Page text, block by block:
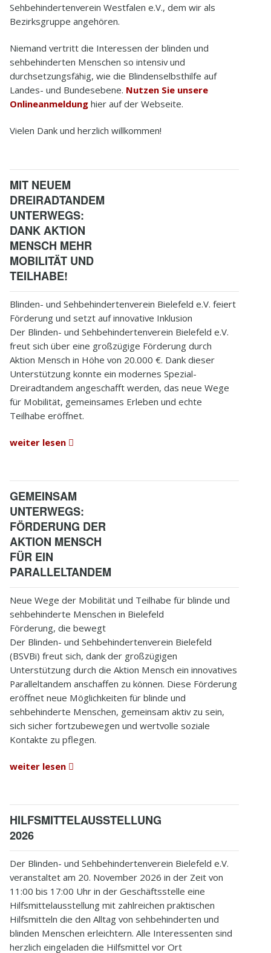
Sehbehindertenverein Westfalen e.V., dem wir als
Bezirksgruppe angehören.
Niemand vertritt die Interessen der blinden und
sehbehinderten Menschen so intensiv und
durchsetzungsfähig, wie die Blindenselbsthilfe auf
Landes- und Bundesebene. Nutzen Sie unsere
Onlineanmeldung hier auf der Webseite.
Vielen Dank und herzlich willkommen!
MIT NEUEM
DREIRADTANDEM
UNTERWEGS:
DANK AKTION
MENSCH MEHR
MOBILITÄT UND
TEILHABE!
Blinden- und Sehbehindertenverein Bielefeld e.V. feiert
Förderung und setzt auf innovative Inklusion
Der Blinden- und Sehbehindertenverein Bielefeld e.V.
freut sich über eine großzügige Förderung durch
Aktion Mensch in Höhe von 20.000 €. Dank dieser
Unterstützung konnte ein modernes Spezial-
Dreiradtandem angeschafft werden, das neue Wege
für Mobilität, gemeinsames Erleben und echte
Teilhabe eröffnet.
weiter lesen
GEMEINSAM
UNTERWEGS:
FÖRDERUNG DER
AKTION MENSCH
FÜR EIN
PARALLELTANDEM
Neue Wege der Mobilität und Teilhabe für blinde und
sehbehinderte Menschen in Bielefeld
Förderung, die bewegt
Der Blinden- und Sehbehindertenverein Bielefeld
(BSVBi) freut sich, dank der großzügigen
Unterstützung durch die Aktion Mensch ein innovatives
Paralleltandem anschaffen zu können. Diese Förderung
eröffnet neue Möglichkeiten für blinde und
sehbehinderte Menschen, gemeinsam aktiv zu sein,
sich sicher fortzubewegen und wertvolle soziale
Kontakte zu pflegen.
weiter lesen
HILFSMITTELAUSSTELLUNG
2026
Der Blinden- und Sehbehindertenverein Bielefeld e.V.
veranstaltet am 20. November 2026 in der Zeit von
11:00 bis 17:00 Uhr in der Geschäftsstelle eine
Hilfsmittelausstellung mit zahlreichen praktischen
Hilfsmitteln die den Alltag von sehbehinderten und
blinden Menschen erleichtern. Alle Interessenten sind
herzlich eingeladen die Hilfsmittel vor Ort